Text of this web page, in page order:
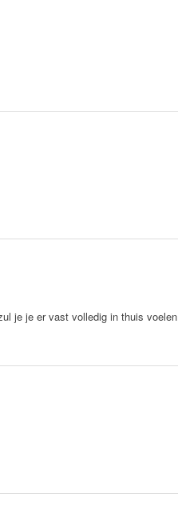
je je er vast volledig in thuis voelen